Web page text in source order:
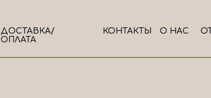
О НАС
КОНТАКТЫ
ДОСТАВКА/
ОПЛАТА